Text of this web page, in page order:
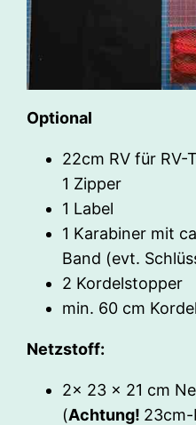
Optional
22cm RV für RV-
1 Zipper
1 Label
1 Karabiner mit
Band (evt.
2 Kordelstopper
min. 60 cm
Netzstoff:
2x 23 x 21 cm
(Achtung! 23cm-